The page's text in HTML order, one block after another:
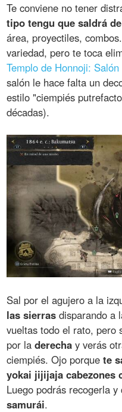
Te conviene no tener
tipo tengu que saldrá
área, proyectiles,
variedad, pero te toca
Templo de Honnoji: Salón
salón le hace falta un
estilo "ciempiés
décadas).
Sal por el agujero a la
las sierras disparando a
vueltas todo el rato, pero
por laderecha y verás
ciempiés. Ojo porquete
yokai jijijaja cabezones
Luego podrás recogerla
samurái.